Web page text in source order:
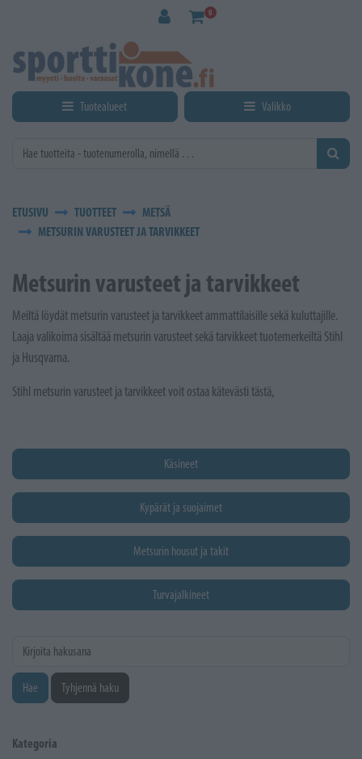
0
Tuotealueet Valikko
ETUSIVU TUOTTEET
METSÄ
METSURIN VARUSTEET JA TARVIKKEET
Metsurin varusteet ja tarvikkeet
Meiltä löydät metsurin varusteet ja tarvikkeet ammattilaisille sekä kuluttajille.
Laaja valikoima sisältää metsurin varusteet sekä tarvikkeet tuotemerkeiltä Stihl
ja Husqvarna.
Stihl metsurin varusteet ja tarvikkeet voit ostaa kätevästi tästä,
Käsineet
Kypärät ja suojaimet
Metsurin housut ja takit
Turvajalkineet
Kirjoita hakusana
Hae Tyhjennä haku
Kategoria